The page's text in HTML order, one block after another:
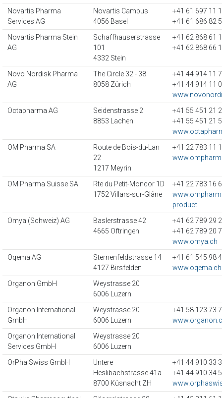
Novartis Pharma
Services AG
Novartis Campus
4056 Basel
+41 61 697 11
+41 61 686 82
Novartis Pharma Stein
AG
Schaffhauserstrasse
101
4332 Stein
+41 62 868 61
+41 62 868 66
Novo Nordisk Pharma
AG
The Circle 32 - 38
8058 Zürich
+41 44 914 11
+41 44 914 11
Octapharma AG
Seidenstrasse 2
8853 Lachen
+41 55 451 21
+41 55 451 21
OM Pharma SA
Route de Bois-du-Lan
22
1217 Meyrin
+41 22 783 11
OM Pharma Suisse SA
Rte du Petit-Moncor 1D
1752 Villars-sur-Glâne
+41 22 783 16
product
Omya (Schweiz) AG
Baslerstrasse 42
4665 Oftringen
+41 62 789 29
+41 62 789 20
www.omya.ch
Oqema AG
Sternenfeldstrasse 14
4127 Birsfelden
+41 61 545 98
www.oqema.ch
Organon GmbH
Weystrasse 20
6006 Luzern
Organon International
GmbH
Weystrasse 20
6006 Luzern
+41 58 123 73
Organon International
Services GmbH
Weystrasse 20
6006 Luzern
OrPha Swiss GmbH
Untere
Heslibachstrasse 41a
8700 Küsnacht ZH
+41 44 910 33
+41 44 910 34